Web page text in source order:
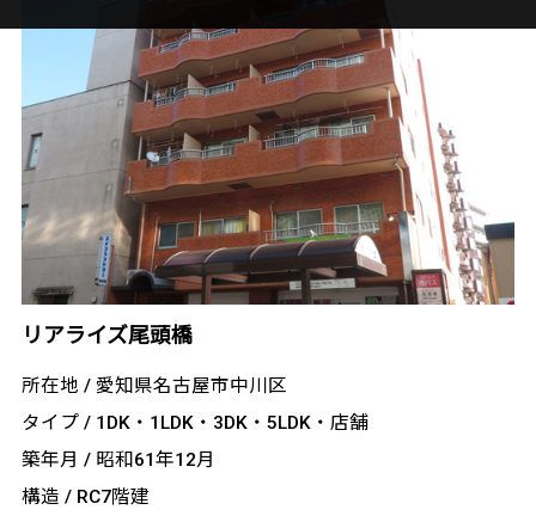
リアライズ尾頭橋
所在地 / 愛知県名古屋市中川区
タイプ / 1DK・1LDK・3DK・5LDK・店舗
築年月 / 昭和61年12月
構造 / RC7階建